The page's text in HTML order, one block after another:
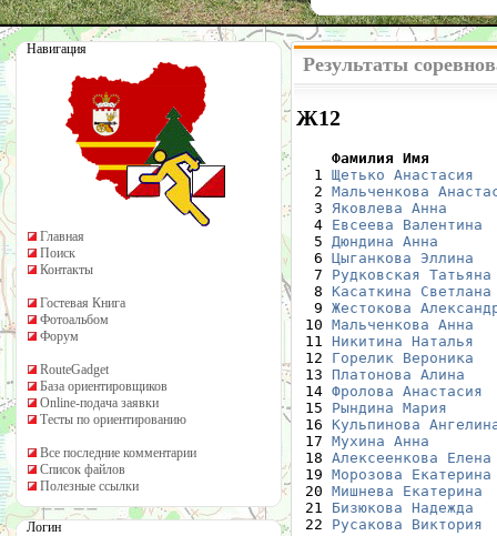
Навигация
Главная
Поиск
Контакты
Гостевая Книга
Фотоальбом
Форум
RouteGadget
База ориентировщиков
Online-подача заявки
Тесты по ориентированию
Все последние комментарии
Список файлов
Полезные ссылки
Логин
Результаты
Ж12
Фамилия Имя
1 Щетько Анастасия
  2
Мальченкова
  3
Яковлева Анна
  4
Евсеева Валентина
  5
Дюндина Анна
  6
Цыганкова Эллина
  7
Рудковская Татьяна
  8
Касаткина Светлана
  9
Жестокова
10 Мальченкова Анна
11 Никитина Наталья
12 Горелик Вероника
13 Платонова Алина
14 Фролова Анастасия
15 Рындина Мария
16 Кульпинова
17 Мухина Анна
18 Алексеенкова Елена
19 Морозова Екатерина
20 Мишнева Екатерина
21 Бизюкова Надежда
22 Русакова Виктория